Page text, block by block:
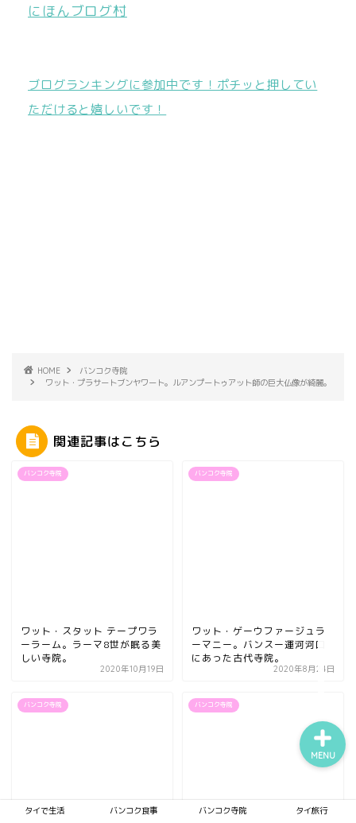
にほんブログ村
ブログランキングに参加中です！ポチッと押してい
ただけると嬉しいです！
HOME
バンコク寺院
ワット・プラサートブンヤワート。ルアンプートゥアット師の巨大仏像が綺麗。
関連記事はこちら
バンコク寺院
ワット・スタット テープワラ
ーラーム。ラーマ8世が眠る美
しい寺院。
2020年10月19日
バンコク寺院
ワット・ゲーウファージュラ
ーマニー。バンスー運河河口
にあった古代寺院。
2020年8月24日
バンコク寺院 バンコク寺院
タイで生活 バンコク食事 バンコク寺院 タイ旅行
MENU
タイ旅行